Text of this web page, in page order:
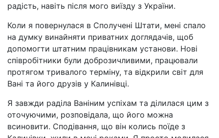
радість, навіть після мого виїзду з України.
Коли я повернулася в Сполучені Штати, мені спало
на думку винайняти приватних доглядачів, щоб
допомогти штатним працівникам установи. Нові
співробітники були доброзичливими, працювали
протягом тривалого терміну, та відкрили світ для
Вані та його друзів у Калинівці.
Я завжди раділа Ваніним успіхам та ділилася цим з
оточуючими, розповідала, що його можна
всиновити. Сподівання, що він колись поїде з